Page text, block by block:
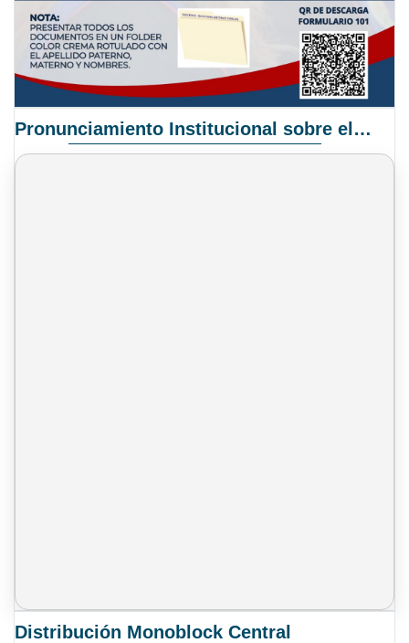
Pronunciamiento Institucional sobre el Proyecto de Ley N° 068/2025-2026 C.S.
Distribución Monoblock Central